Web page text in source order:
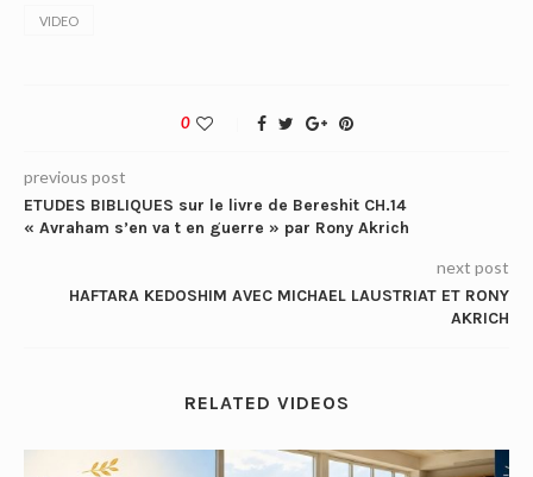
VIDEO
0
previous post
ETUDES BIBLIQUES sur le livre de Bereshit CH.14
« Avraham s’en va t en guerre » par Rony Akrich
next post
HAFTARA KEDOSHIM AVEC MICHAEL LAUSTRIAT ET RONY
AKRICH
RELATED VIDEOS